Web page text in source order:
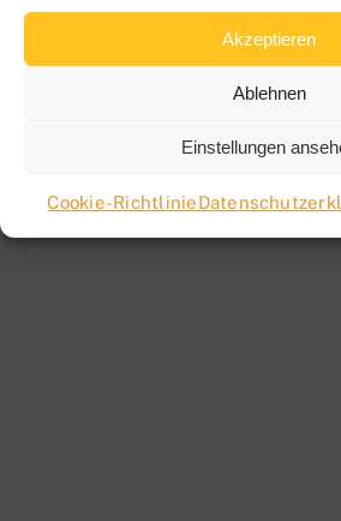
Akzeptieren
Ablehnen
Einstellungen
Cookie-Richtlinie